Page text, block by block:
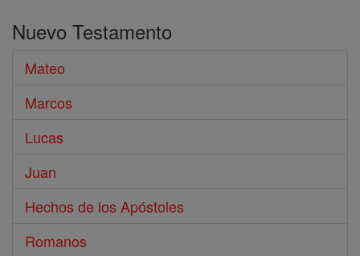
Biblia
Nuevo Testamento
Mateo
Marcos
Lucas
Juan
Hechos de los Apóstoles
Romanos